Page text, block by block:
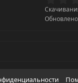
Обновлено